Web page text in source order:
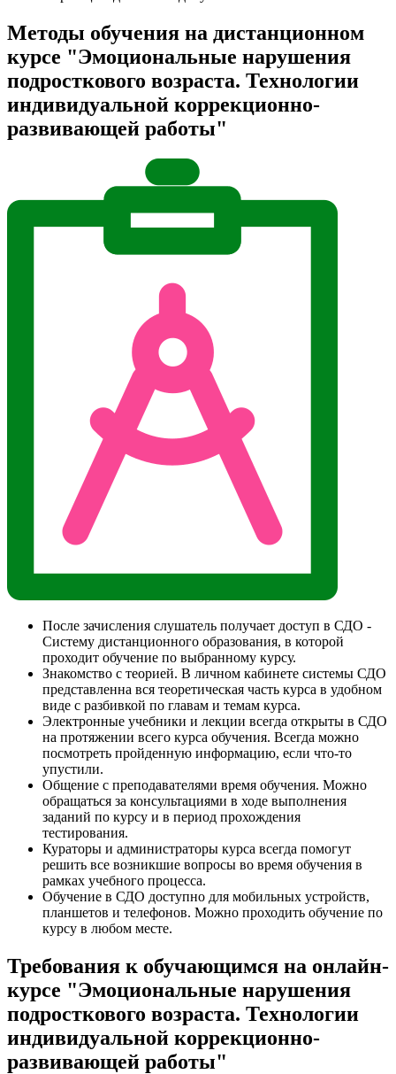
Методы обучения на дистанционном
курсе "Эмоциональные нарушения
подросткового возраста. Технологии
индивидуальной коррекционно-
развивающей работы"
После зачисления слушатель получает доступ в СДО -
Систему дистанционного образования, в которой
проходит обучение по выбранному курсу.
Знакомство с теорией. В личном кабинете системы СДО
представленна вся теоретическая часть курса в удобном
виде с разбивкой по главам и темам курса.
Электронные учебники и лекции всегда открыты в СДО
на протяжении всего курса обучения. Всегда можно
посмотреть пройденную информацию, если что-то
упустили.
Общение с преподавателями время обучения. Можно
обращаться за консультациями в ходе выполнения
заданий по курсу и в период прохождения
тестирования.
Кураторы и администраторы курса всегда помогут
решить все возникшие вопросы во время обучения в
рамках учебного процесса.
Обучение в СДО доступно для мобильных устройств,
планшетов и телефонов. Можно проходить обучение по
курсу в любом месте.
Требования к обучающимся на онлайн-
курсе "Эмоциональные нарушения
подросткового возраста. Технологии
индивидуальной коррекционно-
развивающей работы"